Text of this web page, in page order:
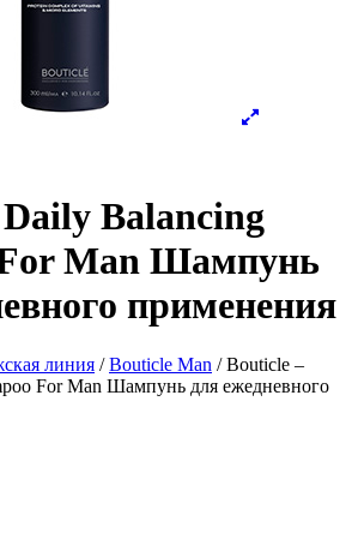
Balancing
Man Шампунь
применения
линия /Bouticle Man / Bouticle –
For Man Шампунь для ежедневного